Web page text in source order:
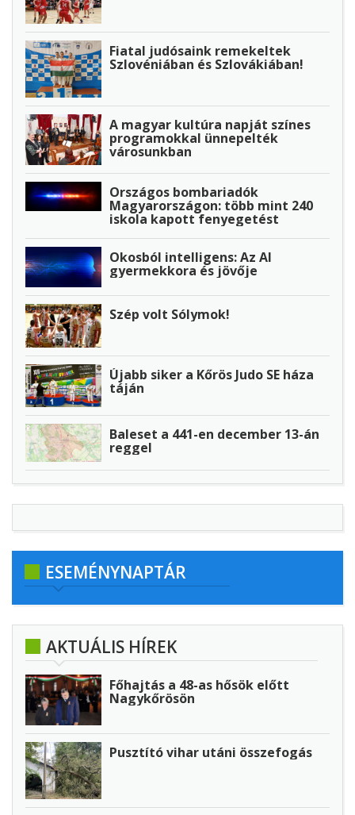
Fiatal judósaink remekeltek
Szlovéniában és Szlovákiában!
A magyar kultúra napját színes
programokkal ünnepelték
városunkban
Országos bombariadók
Magyarországon: több mint 240
iskola kapott fenyegetést
Okosból intelligens: Az AI
gyermekkora és jövője
Szép volt Sólymok!
Újabb siker a Kőrös Judo SE háza
táján
Baleset a 441-en december 13-án
reggel
ESEMÉNYNAPTÁR
AKTUÁLIS HÍREK
Főhajtás a 48-as hősök előtt
Nagykőrösön
Pusztító vihar utáni összefogás